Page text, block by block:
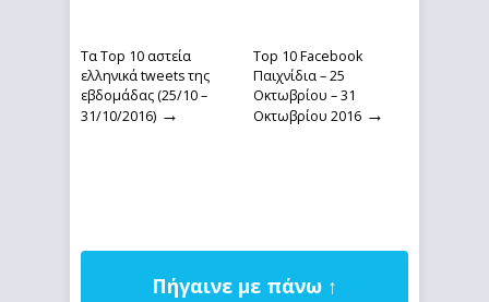
Τα Top 10 αστεία
ελληνικά tweets της
εβδομάδας (25/10 –
31/10/2016) →
Top 10 Facebook
Παιχνίδια – 25
Οκτωβρίου – 31
Οκτωβρίου 2016 →
Πήγαινε με πάνω ↑